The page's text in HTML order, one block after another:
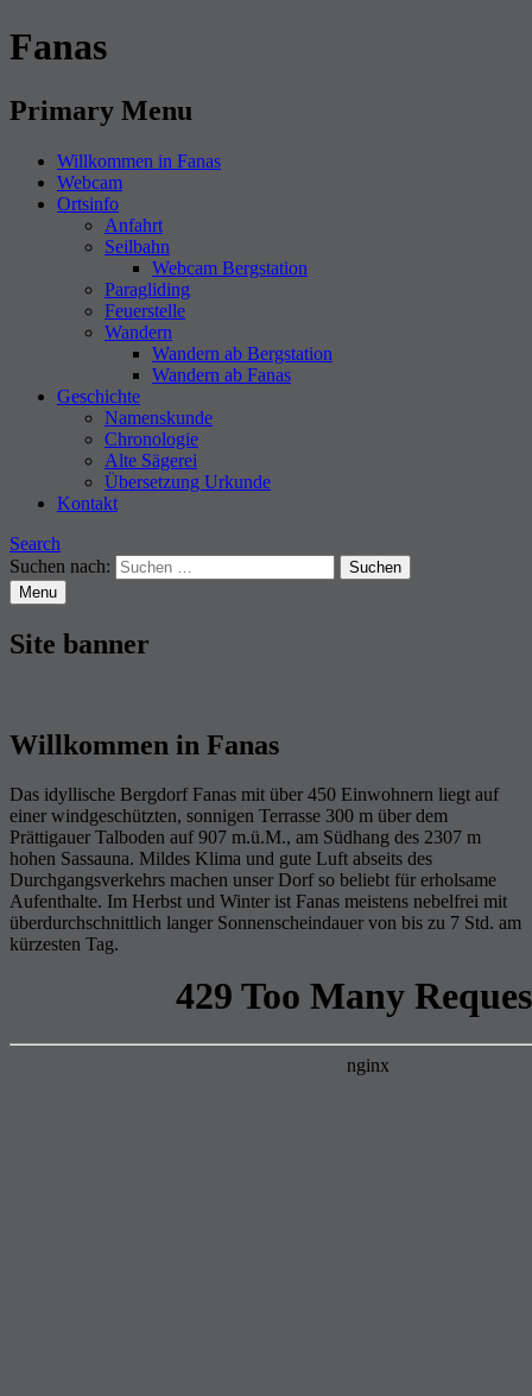
Fanas
Primary Menu
Willkommen in Fanas
Webcam
Ortsinfo
Anfahrt
Seilbahn
Webcam Bergstation
Paragliding
Feuerstelle
Wandern
Wandern ab Bergstation
Wandern ab Fanas
Geschichte
Namenskunde
Chronologie
Alte Sägerei
Übersetzung Urkunde
Kontakt
Search
Suchen nach:
Menu
Site banner
Willkommen in Fanas
Das idyllische Bergdorf Fanas mit über 450 Einwohnern liegt auf
einer windgeschützten, sonnigen Terrasse 300 m über dem
Prättigauer Talboden auf 907 m.ü.M., am Südhang des 2307 m
hohen Sassauna. Mildes Klima und gute Luft abseits des
Durchgangsverkehrs machen unser Dorf so beliebt für erholsame
Aufenthalte. Im Herbst und Winter ist Fanas meistens nebelfrei mit
überdurchschnittlich langer Sonnenscheindauer von bis zu 7 Std. am
kürzesten Tag.